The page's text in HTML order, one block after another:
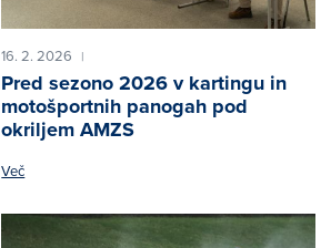
16. 2. 2026 |
Pred sezono 2026 v kartingu in
motošportnih panogah pod
okriljem AMZS
Več